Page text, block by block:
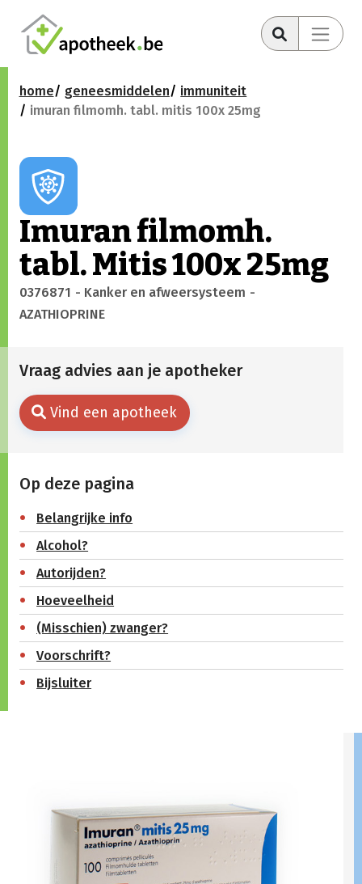
home geneesmiddelen
immuniteit
imuran filmomh. tabl. mitis 100x 25mg
Imuran filmomh.
tabl. Mitis 100x 25mg
0376871 - Kanker en afweersysteem -
AZATHIOPRINE
Vraag advies aan je apotheker
Vind een apotheek
Op deze pagina
Belangrijke info
Alcohol?
Autorijden?
Hoeveelheid
(Misschien) zwanger?
Voorschrift?
Bijsluiter